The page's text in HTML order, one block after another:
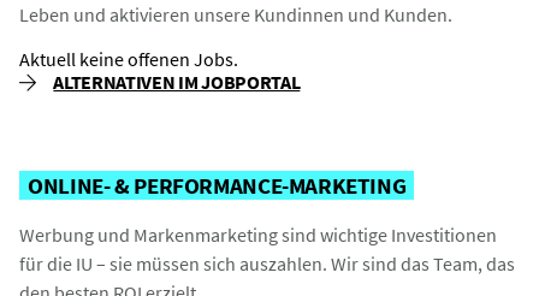
Leben und aktivieren unsere Kundinnen und Kunden.
Aktuell keine offenen Jobs.
ALTERNATIVEN IM JOBPORTAL
ONLINE- & PERFORMANCE-MARKETING
Werbung und Markenmarketing sind wichtige Investitionen
für die IU – sie müssen sich auszahlen. Wir sind das Team, das